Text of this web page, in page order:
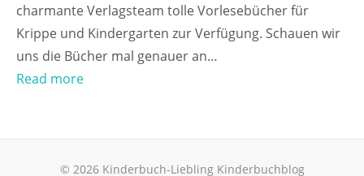
charmante Verlagsteam tolle Vorlesebücher für
Krippe und Kindergarten zur Verfügung. Schauen wir
uns die Bücher mal genauer an…
Read more
© 2026 Kinderbuch-Liebling Kinderbuchblog